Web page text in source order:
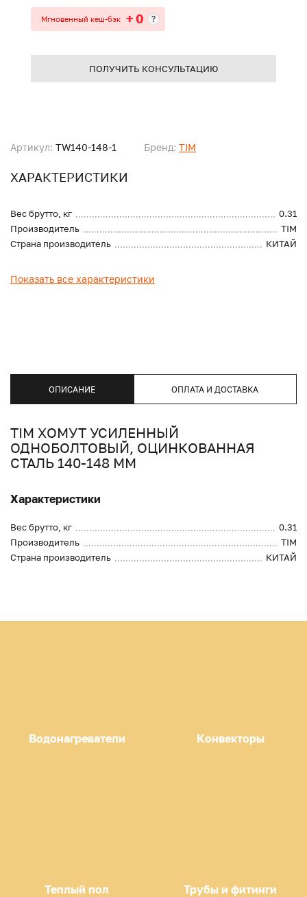
Артикул: TW140-148-1 Бренд: TIM
ХАРАКТЕРИСТИКИ
Вес брутто, кг
0.31
Производитель
TIM
Страна производитель
КИТАЙ
Показать все характеристики
Мгновенный кеш-бэк + 0 ?
ПОЛУЧИТЬ КОНСУЛЬТАЦИЮ
ОПИСАНИЕ ОПЛАТА И ДОСТАВКА
TIM ХОМУТ УСИЛЕННЫЙ
ОДНОБОЛТОВЫЙ, ОЦИНКОВАННАЯ
СТАЛЬ 140-148 ММ
Характеристики
Вес брутто, кг
0.31
Производитель
TIM
Страна производитель
КИТАЙ
Водонагреватели Конвекторы
Теплый пол Трубы и фитинги